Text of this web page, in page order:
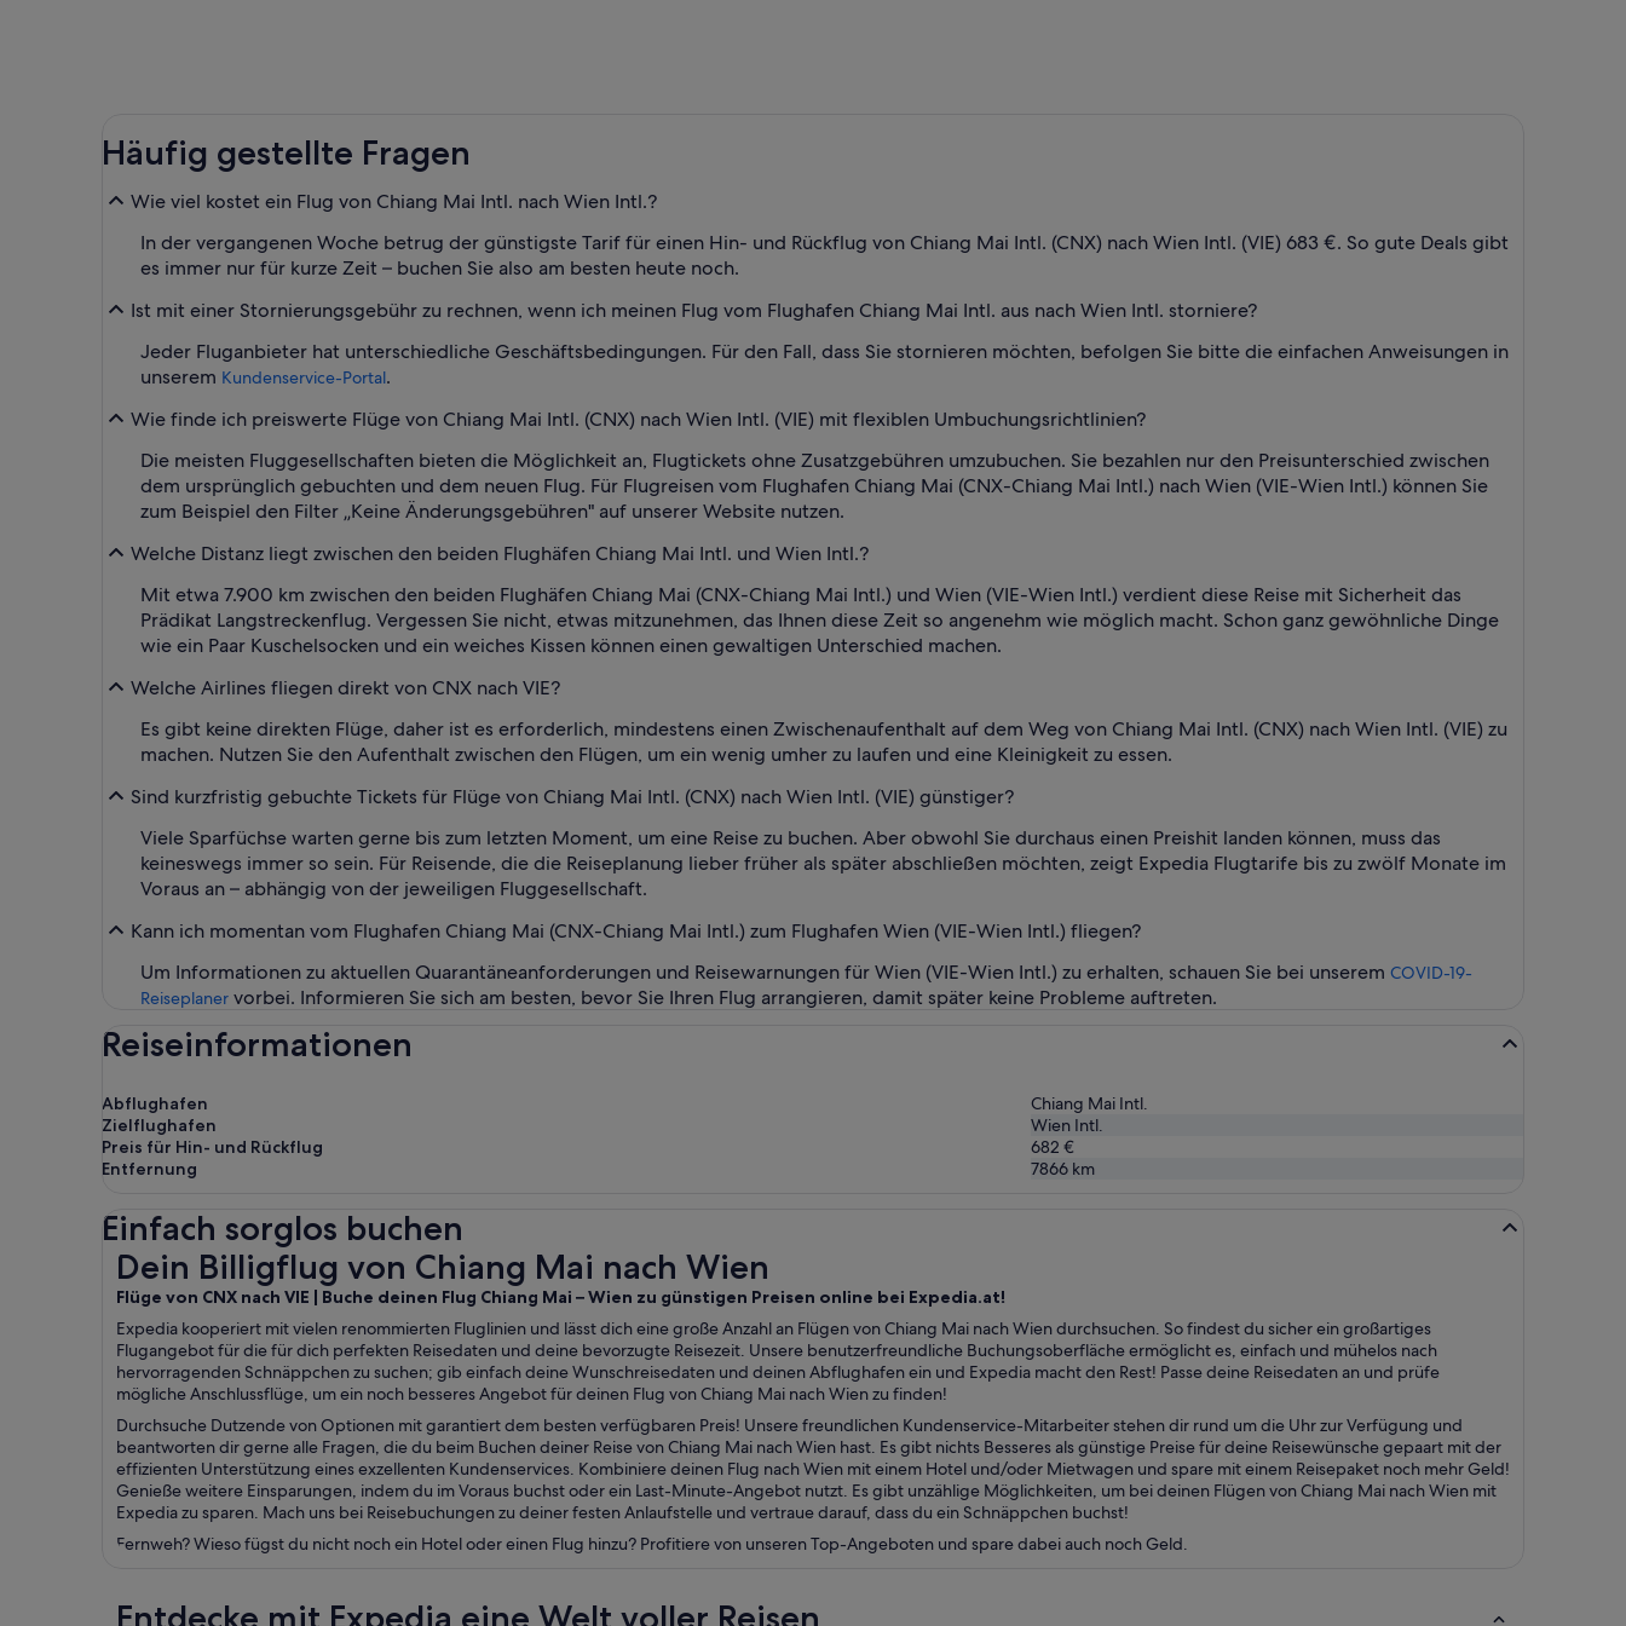
Häufig gestellte Fragen
Wie viel kostet ein Flug von Chiang Mai Intl. nach Wien Intl.?
In der vergangenen Woche betrug der günstigste Tarif für einen Hin- und Rückflug von Chiang Mai Intl. (CNX) nach Wien Intl. (VIE) 683 €. So gute Deals gibt
es immer nur für kurze Zeit – buchen Sie also am besten heute noch.
Ist mit einer Stornierungsgebühr zu rechnen, wenn ich meinen Flug vom Flughafen Chiang Mai Intl. aus nach Wien Intl. storniere?
Jeder Fluganbieter hat unterschiedliche Geschäftsbedingungen. Für den Fall, dass Sie stornieren möchten, befolgen Sie bitte die einfachen Anweisungen in
unserem Kundenservice-Portal.
Wie finde ich preiswerte Flüge von Chiang Mai Intl. (CNX) nach Wien Intl. (VIE) mit flexiblen Umbuchungsrichtlinien?
Die meisten Fluggesellschaften bieten die Möglichkeit an, Flugtickets ohne Zusatzgebühren umzubuchen. Sie bezahlen nur den Preisunterschied zwischen
dem ursprünglich gebuchten und dem neuen Flug. Für Flugreisen vom Flughafen Chiang Mai (CNX-Chiang Mai Intl.) nach Wien (VIE-Wien Intl.) können Sie
zum Beispiel den Filter „Keine Änderungsgebühren" auf unserer Website nutzen.
Welche Distanz liegt zwischen den beiden Flughäfen Chiang Mai Intl. und Wien Intl.?
Mit etwa 7.900 km zwischen den beiden Flughäfen Chiang Mai (CNX-Chiang Mai Intl.) und Wien (VIE-Wien Intl.) verdient diese Reise mit Sicherheit das
Prädikat Langstreckenflug. Vergessen Sie nicht, etwas mitzunehmen, das Ihnen diese Zeit so angenehm wie möglich macht. Schon ganz gewöhnliche Dinge
wie ein Paar Kuschelsocken und ein weiches Kissen können einen gewaltigen Unterschied machen.
Welche Airlines fliegen direkt von CNX nach VIE?
Es gibt keine direkten Flüge, daher ist es erforderlich, mindestens einen Zwischenaufenthalt auf dem Weg von Chiang Mai Intl. (CNX) nach Wien Intl. (VIE) zu
machen. Nutzen Sie den Aufenthalt zwischen den Flügen, um ein wenig umher zu laufen und eine Kleinigkeit zu essen.
Sind kurzfristig gebuchte Tickets für Flüge von Chiang Mai Intl. (CNX) nach Wien Intl. (VIE) günstiger?
Viele Sparfüchse warten gerne bis zum letzten Moment, um eine Reise zu buchen. Aber obwohl Sie durchaus einen Preishit landen können, muss das
keineswegs immer so sein. Für Reisende, die die Reiseplanung lieber früher als später abschließen möchten, zeigt Expedia Flugtarife bis zu zwölf Monate im
Voraus an – abhängig von der jeweiligen Fluggesellschaft.
Kann ich momentan vom Flughafen Chiang Mai (CNX-Chiang Mai Intl.) zum Flughafen Wien (VIE-Wien Intl.) fliegen?
Um Informationen zu aktuellen Quarantäneanforderungen und Reisewarnungen für Wien (VIE-Wien Intl.) zu erhalten, schauen Sie bei unserem COVID-19-
Reiseplaner vorbei. Informieren Sie sich am besten, bevor Sie Ihren Flug arrangieren, damit später keine Probleme auftreten.
Reiseinformationen
Abflughafen
Chiang Mai Intl.
Zielflughafen
Wien Intl.
Preis für Hin- und Rückflug
682 €
Entfernung
7866 km
Einfach sorglos buchen
Dein Billigflug von Chiang Mai nach Wien
Flüge von CNX nach VIE | Buche deinen Flug Chiang Mai – Wien zu günstigen Preisen online bei Expedia.at!
Expedia kooperiert mit vielen renommierten Fluglinien und lässt dich eine große Anzahl an Flügen von Chiang Mai nach Wien durchsuchen. So findest du sicher ein großartiges
Flugangebot für die für dich perfekten Reisedaten und deine bevorzugte Reisezeit. Unsere benutzerfreundliche Buchungsoberfläche ermöglicht es, einfach und mühelos nach
hervorragenden Schnäppchen zu suchen; gib einfach deine Wunschreisedaten und deinen Abflughafen ein und Expedia macht den Rest! Passe deine Reisedaten an und prüfe
mögliche Anschlussflüge, um ein noch besseres Angebot für deinen Flug von Chiang Mai nach Wien zu finden!
Durchsuche Dutzende von Optionen mit garantiert dem besten verfügbaren Preis! Unsere freundlichen Kundenservice-Mitarbeiter stehen dir rund um die Uhr zur Verfügung und
beantworten dir gerne alle Fragen, die du beim Buchen deiner Reise von Chiang Mai nach Wien hast. Es gibt nichts Besseres als günstige Preise für deine Reisewünsche gepaart mit der
effizienten Unterstützung eines exzellenten Kundenservices. Kombiniere deinen Flug nach Wien mit einem Hotel und/oder Mietwagen und spare mit einem Reisepaket noch mehr Geld!
Genieße weitere Einsparungen, indem du im Voraus buchst oder ein Last-Minute-Angebot nutzt. Es gibt unzählige Möglichkeiten, um bei deinen Flügen von Chiang Mai nach Wien mit
Expedia zu sparen. Mach uns bei Reisebuchungen zu deiner festen Anlaufstelle und vertraue darauf, dass du ein Schnäppchen buchst!
Fernweh? Wieso fügst du nicht noch ein Hotel oder einen Flug hinzu? Profitiere von unseren Top-Angeboten und spare dabei auch noch Geld.
Dein Billigflug von Chiang Mai nach Wien
Entdecke mit Expedia eine Welt voller Reisen